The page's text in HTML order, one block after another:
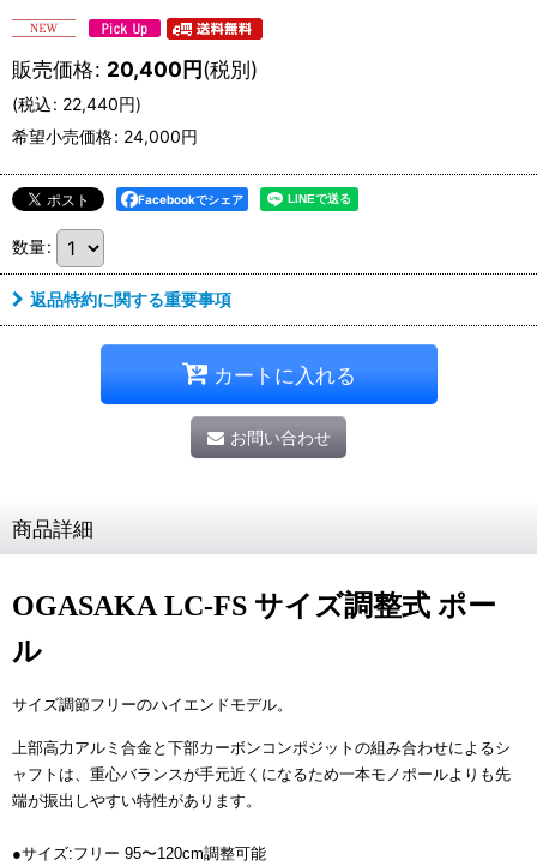
販売価格: 20,400円(税別)
(税込: 22,440円)
希望小売価格: 24,000円
Facebookでシェア
数量:
返品特約に関する重要事項
カートに入れる
お問い合わせ
商品詳細
OGASAKA LC-FS サイズ調整式 ポー
ル
サイズ調節フリーのハイエンドモデル。
上部高力アルミ合金と下部カーボンコンポジットの組み合わせによるシ
ャフトは、重心バランスが手元近くになるため一本モノポールよりも先
端が振出しやすい特性があります。
●サイズ:フリー 95〜120cm調整可能